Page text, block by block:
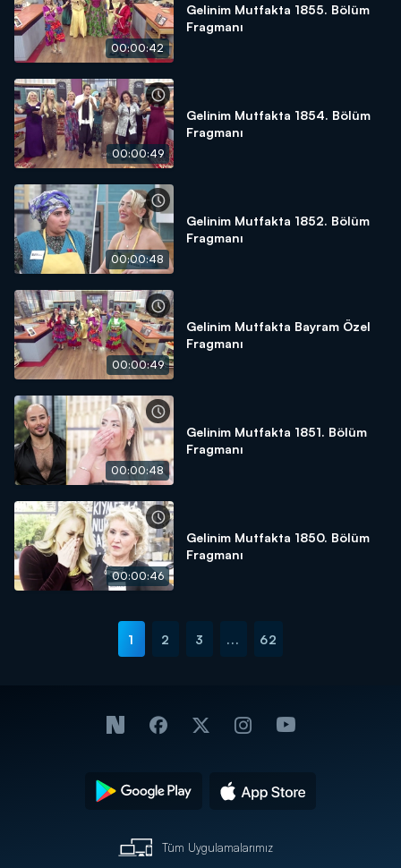
00:00:42
Gelinim Mutfakta 1855. Bölüm
Fragmanı
00:00:49
Gelinim Mutfakta 1854. Bölüm
Fragmanı
00:00:48
Gelinim Mutfakta 1852. Bölüm
Fragmanı
00:00:49
Gelinim Mutfakta Bayram Özel
Fragmanı
00:00:48
Gelinim Mutfakta 1851. Bölüm
Fragmanı
00:00:46
Gelinim Mutfakta 1850. Bölüm
Fragmanı
1 2 3 ... 62
Tüm Uygulamalarımız